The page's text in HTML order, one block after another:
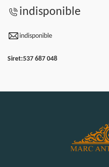
indisponible
indisponible
Siret:537 687 048